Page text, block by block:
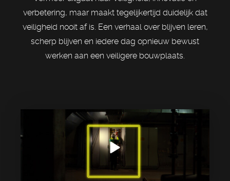
verbetering, maar maakt tegelijkertijd duidelijk dat
veiligheid nooit af is. Een verhaal over blijven leren,
scherp blijven en iedere dag opnieuw bewust
werken aan een veiligere bouwplaats.